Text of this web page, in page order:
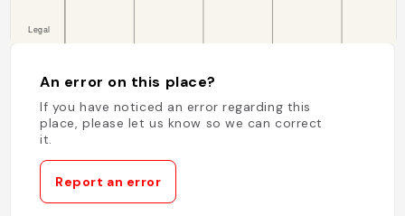
An error on this place?
If you have noticed an error regarding this
place, please let us know so we can correct
it.
Report an error